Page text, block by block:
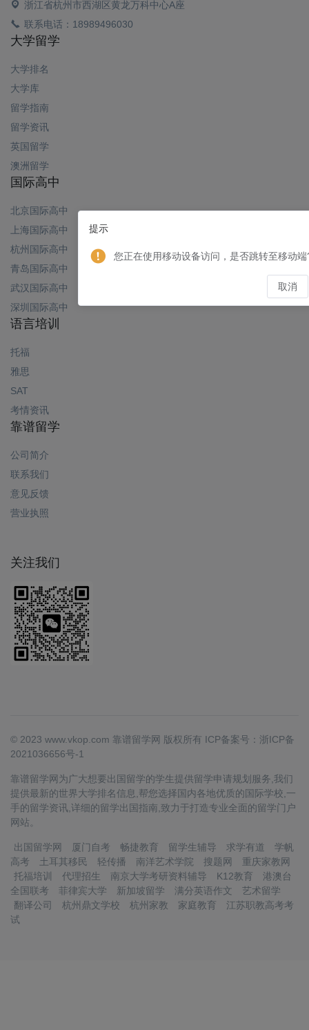
浙江省杭州市西湖区黄龙万科中心A座
联系电话：18989496030
大学留学
大学排名
大学库
留学指南
留学资讯
英国留学
澳洲留学
国际高中
北京国际高中
上海国际高中
杭州国际高中
青岛国际高中
武汉国际高中
深圳国际高中
语言培训
托福
雅思
SAT
考情资讯
靠谱留学
公司简介
联系我们
意见反馈
营业执照
关注我们
© 2023 www.vkop.com 靠谱留学网 版权所有 ICP备案号：浙ICP备
2021036656号-1
靠谱留学网为广大想要出国留学的学生提供留学申请规划服务,我们
提供最新的世界大学排名信息,帮您选择国内各地优质的国际学校,一
手的留学资讯,详细的留学出国指南,致力于打造专业全面的留学门户
网站。
出国留学网 厦门自考 畅捷教育 留学生辅导 求学有道
学帆
高考
土耳其移民 轻传播 南洋艺术学院 搜题网
重庆家教网
托福培训
代理招生 南京大学考研资料辅导 K12教育
港澳台
全国联考
菲律宾大学 新加坡留学 满分英语作文
艺术留学
翻译公司
杭州鼎文学校 杭州家教 家庭教育
江苏职教高考考
试
提示
您正在使用移动设备访问，是否跳转至移动端
取消